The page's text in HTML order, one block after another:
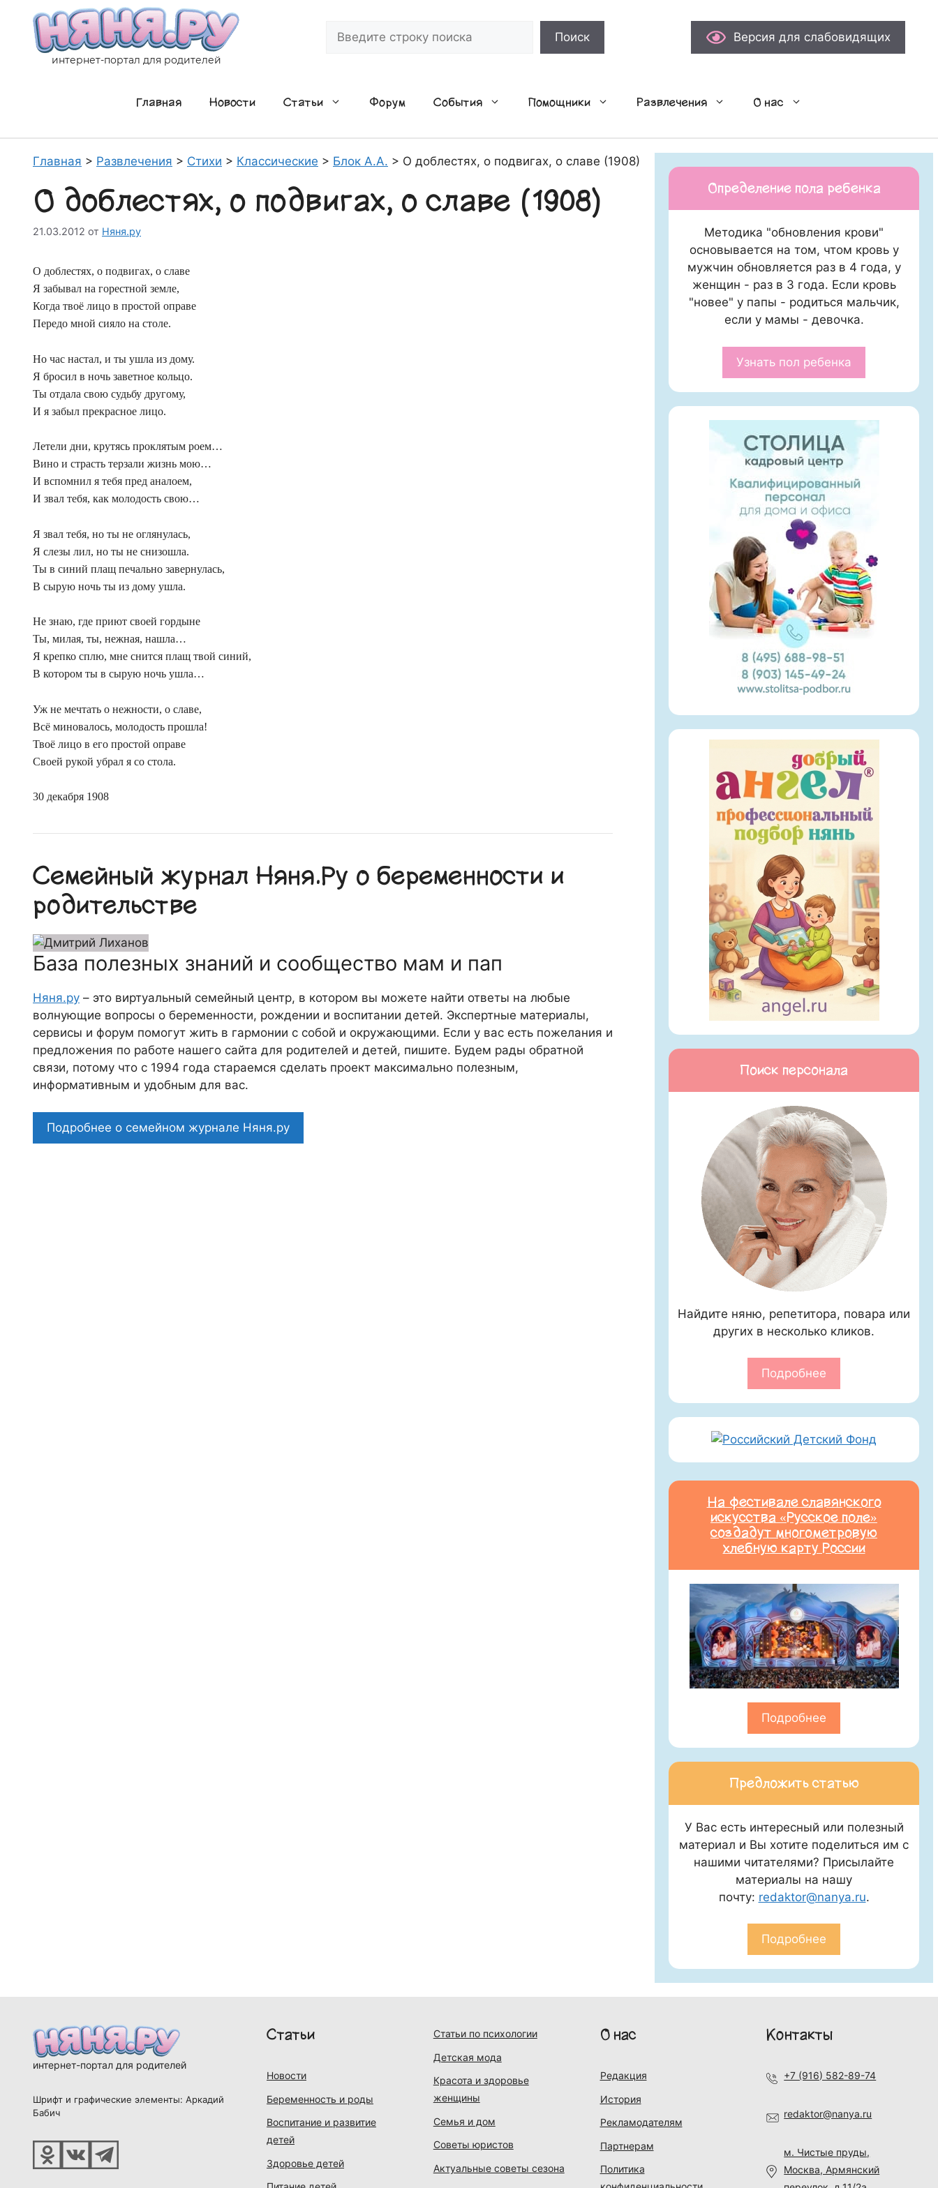
содержимому
интернет-портал для родителей
Поиск Версия для слабовидящих
Главная Новости Статьи Форум События Помощники Развлечения О нас
Главная > Развлечения > Стихи > Классические > Блок А.А. > О доблестях, о подвигах, о славе (1908)
О доблестях, о подвигах, о славе (1908)
21.03.2012 от Няня.ру
О доблестях, о подвигах, о славе
Я забывал на горестной земле,
Когда твоё лицо в простой оправе
Передо мной сияло на столе.
Но час настал, и ты ушла из дому.
Я бросил в ночь заветное кольцо.
Ты отдала свою судьбу другому,
И я забыл прекрасное лицо.
Летели дни, крутясь проклятым роем…
Вино и страсть терзали жизнь мою…
И вспомнил я тебя пред аналоем,
И звал тебя, как молодость свою…
Я звал тебя, но ты не оглянулась,
Я слезы лил, но ты не снизошла.
Ты в синий плащ печально завернулась,
В сырую ночь ты из дому ушла.
Не знаю, где приют своей гордыне
Ты, милая, ты, нежная, нашла…
Я крепко сплю, мне снится плащ твой синий,
В котором ты в сырую ночь ушла…
Уж не мечтать о нежности, о славе,
Всё миновалось, молодость прошла!
Твоё лицо в его простой оправе
Своей рукой убрал я со стола.
30 декабря 1908
Семейный журнал Няня.Ру о беременности и
родительстве
База полезных знаний и сообщество мам и пап
Няня.ру – это виртуальный семейный центр, в котором вы можете найти ответы на любые
волнующие вопросы о беременности, рождении и воспитании детей. Экспертные материалы,
сервисы и форум помогут жить в гармонии с собой и окружающими. Если у вас есть пожелания и
предложения по работе нашего сайта для родителей и детей, пишите. Будем рады обратной
связи, потому что c 1994 года стараемся сделать проект максимально полезным,
информативным и удобным для вас.
Подробнее о семейном журнале Няня.ру
Определение пола ребенка
Методика "обновления крови"
основывается на том, чтом кровь у
мужчин обновляется раз в 4 года, у
женщин - раз в 3 года. Если кровь
"новее" у папы - родиться мальчик,
если у мамы - девочка.
Узнать пол ребенка
Поиск персонала
Найдите няню, репетитора, повара или
других в несколько кликов.
Подробнее
На фестивале славянского
искусства «Русское поле»
создадут многометровую
хлебную карту России
Подробнее
Предложить статью
У Вас есть интересный или полезный
материал и Вы хотите поделиться им с
нашими читателями? Присылайте
материалы на нашу
почту: redaktor@nanya.ru.
Подробнее
интернет-портал для родителей
Шрифт и графические элементы: Аркадий
Бабич
Статьи
Новости
Беременность и роды
Воспитание и развитие
детей
Здоровье детей
Статьи по психологии
Детская мода
Красота и здоровье
женщины
Семья и дом
Советы юристов
Актуальные советы сезона
О нас
Редакция
История
Рекламодателям
Партнерам
Политика
Контакты
+7 (916) 582-89-74
redaktor@nanya.ru
м. Чистые пруды,
Москва, Армянский